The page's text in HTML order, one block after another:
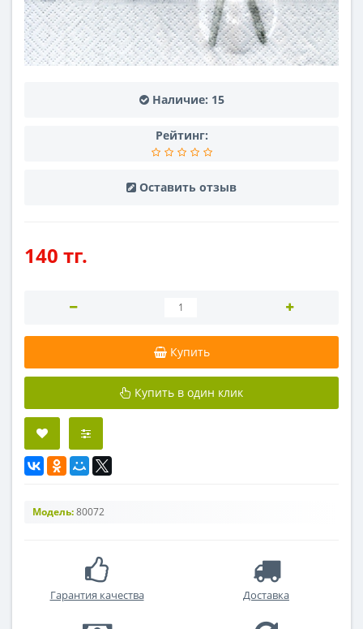
Наличие: 15
Рейтинг:
Оставить отзыв
140 тг.
Купить
Купить в один клик
Модель:80072
Гарантия качества Доставка